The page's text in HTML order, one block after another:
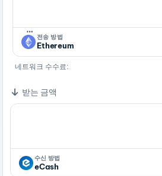
…
전송 방법
Ethereum
네트워크 수수료:
받는 금액
수신 방법
eCash